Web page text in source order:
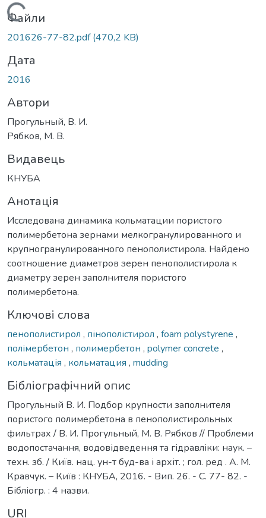
Вантажиться...
Файли
201626-77-82.pdf(470,2 KB)
Дата
2016
Автори
Прогульный, В. И.
Рябков, М. В.
Видавець
КНУБА
Анотація
Исследована динамика кольматации пористого
полимербетона зернами мелкогранулированного и
крупногранулированного пенополистирола. Найдено
соотношение диаметров зерен пенополистирола к
диаметру зерен заполнителя пористого
полимербетона.
Ключові слова
пенополистирол , пінополістирол , foam polystyrene ,
полімербетон , полимербетон , polymer concrete ,
кольматація , кольматация , mudding
Бібліографічний опис
Прогульный В. И. Подбор крупности заполнителя
пористого полимербетона в пенополистирольных
фильтрах / В. И. Прогульный, М. В. Рябков // Проблеми
водопостачання, водовідведення та гідравліки: наук. –
техн. зб. / Київ. нац. ун-т буд-ва і архіт. ; гол. ред . А. М.
Кравчук. – Київ : КНУБА, 2016. - Вип. 26. - С. 77- 82. -
Бібліогр. : 4 назви.
URI